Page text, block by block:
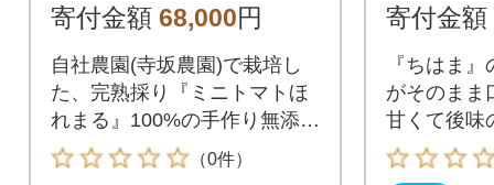
り720ml×6本(メロン
寄付金額 68,000円
自社農園(寺坂農園)で栽培し
た、完熟採り『ミニトマトほ
れまる』100%の手作り無添加
ジュースです。
（0件）
2本セッ
寄付金額
『ちはま
がそのまま
甘くて後味
す。